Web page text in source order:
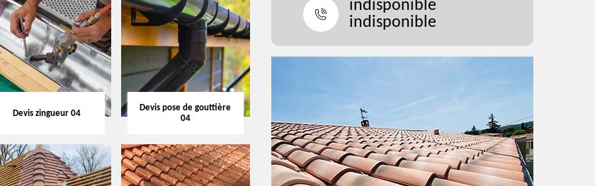
Devis zingueur 04
Devis pose de gouttière
04
indisponible
indisponible